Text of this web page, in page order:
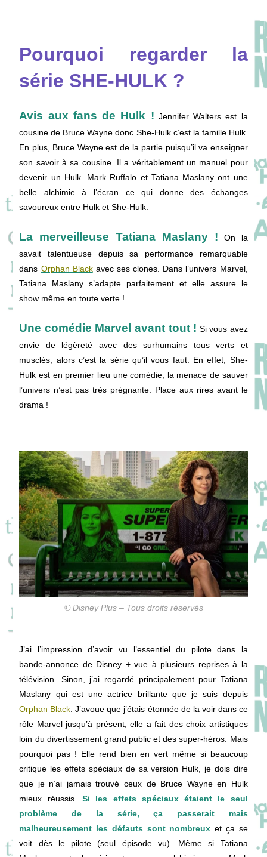
Pourquoi regarder la
série SHE-HULK ?
Avis aux fans de Hulk ! Jennifer Walters est la
cousine de Bruce Wayne donc She-Hulk c’est la famille Hulk.
En plus, Bruce Wayne est de la partie puisqu’il va enseigner
son savoir à sa cousine. Il a véritablement un manuel pour
devenir un Hulk. Mark Ruffalo et Tatiana Maslany ont une
belle alchimie à l’écran ce qui donne des échanges
savoureux entre Hulk et She-Hulk.
La merveilleuse Tatiana Maslany ! On la
savait talentueuse depuis sa performance remarquable
dans Orphan Blackavec ses clones. Dans l’univers Marvel,
Tatiana Maslany s’adapte parfaitement et elle assure le
show même en toute verte !
Une comédie Marvel avant tout ! Si vous avez
envie de légèreté avec des surhumains tous verts et
musclés, alors c’est la série qu’il vous faut. En effet, She-
Hulk est en premier lieu une comédie, la menace de sauver
l’univers n’est pas très prégnante. Place aux rires avant le
drama !
© Disney Plus – Tous droits réservés
J’ai l’impression d’avoir vu l’essentiel du pilote dans la
bande-annonce de Disney + vue à plusieurs reprises à la
télévision. Sinon, j’ai regardé principalement pour Tatiana
Maslany qui est une actrice brillante que je suis depuis
Orphan Black. J’avoue que j’étais étonnée de la voir dans ce
rôle Marvel jusqu’à présent, elle a fait des choix artistiques
loin du divertissement grand public et des super-héros. Mais
pourquoi pas ! Elle rend bien en vert même si beaucoup
critique les effets spéciaux de sa version Hulk, je dois dire
que je n’ai jamais trouvé ceux de Bruce Wayne en Hulk
mieux réussis. Si les effets spéciaux étaient le seul
problème de la série, ça passerait mais
malheureusement les défauts sont nombreux et ça se
voit dès le pilote (seul épisode vu). Même si Tatiana